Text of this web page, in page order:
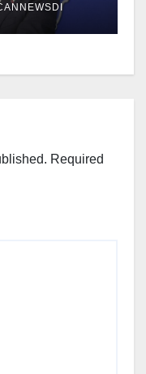
Required